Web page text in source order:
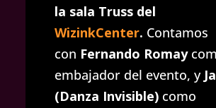
la sala Truss del
WizinkCenter. Contamos
con Fernando Romay
embajador del evento, y
(Danza Invisible) como